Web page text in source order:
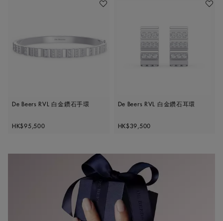
加入喜愛清單
De Beers RVL 白金鑽石手環
Original price
HK$95,500
加入喜
De Beers RVL 白金鑽石耳環
Original price
HK$39,500